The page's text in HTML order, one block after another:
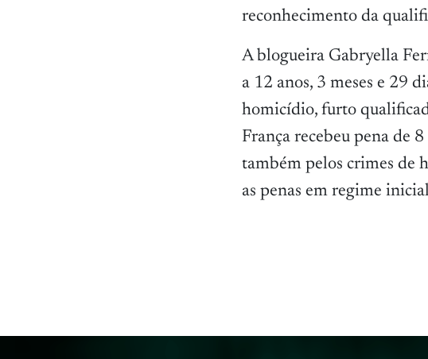
reconhecimento da
A blogueira Gabryella
a 12 anos, 3 meses e 29
homicídio, furto
França recebeu pena de
também pelos crimes de
as penas em regime